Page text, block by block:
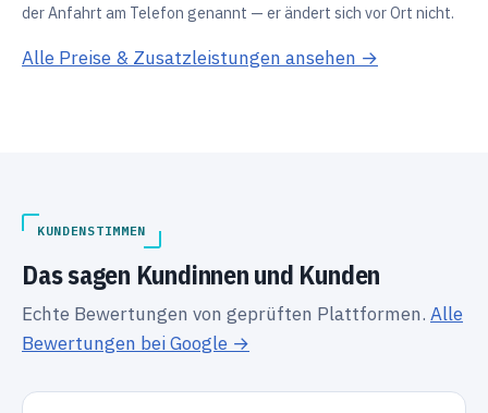
der Anfahrt am Telefon genannt — er ändert sich vor Ort nicht.
Alle Preise & Zusatzleistungen ansehen →
KUNDENSTIMMEN
Das sagen Kundinnen und Kunden
Echte Bewertungen von geprüften Plattformen. Alle
Bewertungen bei Google →